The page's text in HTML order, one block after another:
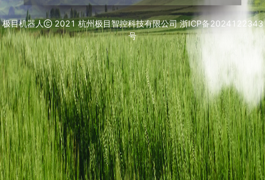
极目机器人
2021 杭州极目智控科技有限公司 浙ICP备2024122343
号